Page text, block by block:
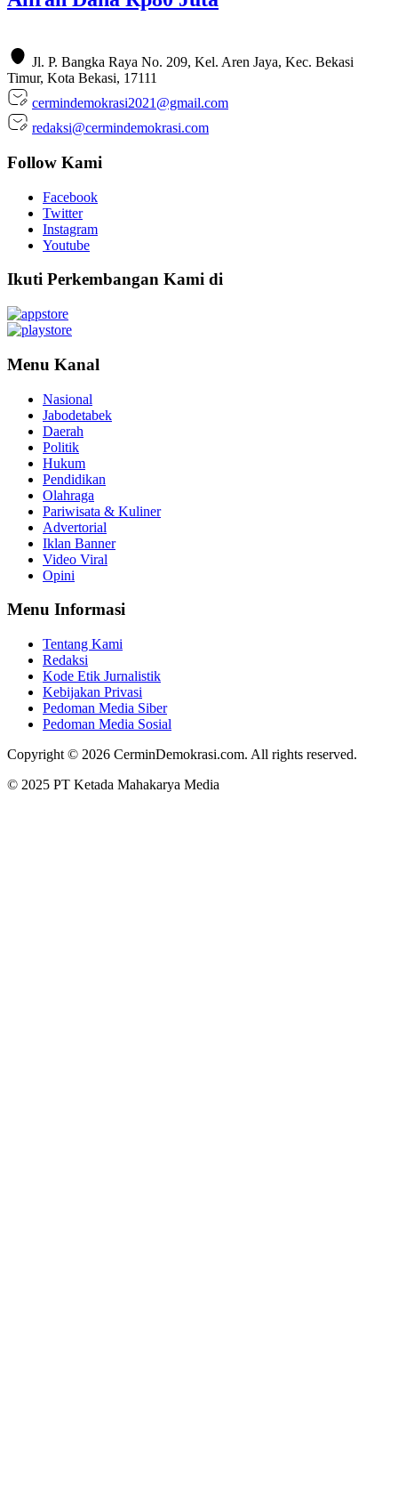
Jl. P. Bangka Raya No. 209, Kel. Aren Jaya, Kec. Bekasi
Timur, Kota Bekasi, 17111
cermindemokrasi2021@gmail.com
redaksi@cermindemokrasi.com
Follow Kami
Facebook
Twitter
Instagram
Youtube
Ikuti Perkembangan Kami di
Menu Kanal
Nasional
Jabodetabek
Daerah
Politik
Hukum
Pendidikan
Olahraga
Pariwisata & Kuliner
Advertorial
Iklan Banner
Video Viral
Opini
Menu Informasi
Tentang Kami
Redaksi
Kode Etik Jurnalistik
Kebijakan Privasi
Pedoman Media Siber
Pedoman Media Sosial
Copyright © 2026 CerminDemokrasi.com. All rights reserved.
© 2025 PT Ketada Mahakarya Media